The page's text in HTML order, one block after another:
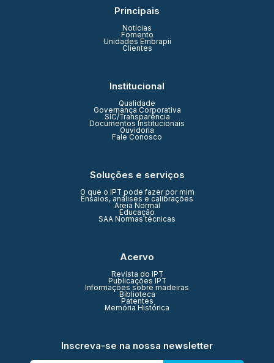
Principais
Notícias
Fomento
Unidades Embrapii
Clientes
Institucional
Qualidade
Governança Corporativa
SIC/Transparência
Documentos Institucionais
Ouvidoria
Fale Conosco
Soluções e serviços
O que o IPT pode fazer por mim
Ensaios, análises e calibrações
Areia Normal
Educação
SAA Normas técnicas
Acervo
Revista do IPT
Publicações IPT
Informações sobre madeiras
Biblioteca
Patentes
Memória Histórica
Inscreva-se na nossa newsletter